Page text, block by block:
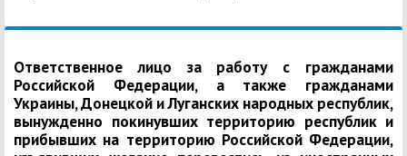
Ответственное лицо за работу с гражданами
Российской Федерации, а также гражданами
Украины, Донецкой и Луганских народных республик,
вынужденно покинувших территорию республик и
прибывших на территорию Российской Федерации,